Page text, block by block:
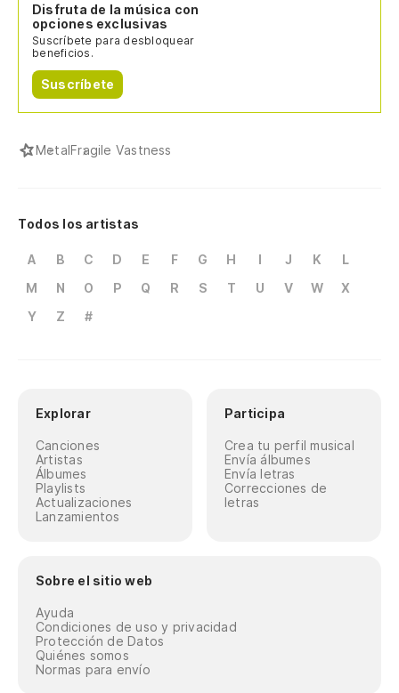
Disfruta de la música con
opciones exclusivas
Suscríbete para desbloquear
beneficios.
Suscríbete
MetalFragile Vastness
Todos los artistas
A B C D E F G H I J K
L
M
N O P Q R S T U V W
X
Y
Z #
Explorar
Canciones
Artistas
Álbumes
Playlists
Actualizaciones
Lanzamientos
Participa
Crea tu perfil musical
Envía álbumes
Envía letras
Correcciones de
letras
Sobre el sitio web
Ayuda
Condiciones de uso y privacidad
Protección de Datos
Quiénes somos
Normas para envío